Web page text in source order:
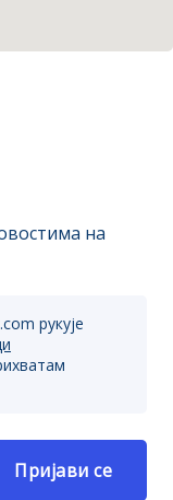
на
рукује
Пријави се